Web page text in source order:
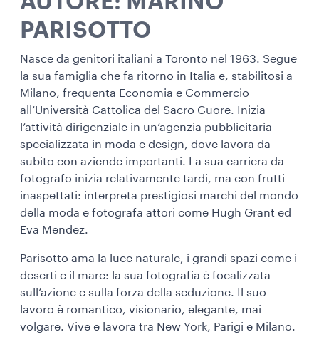
PARISOTTO
Nasce da genitori italiani a Toronto nel 1963. Segue
la sua famiglia che fa ritorno in Italia e, stabilitosi a
Milano, frequenta Economia e Commercio
all’Università Cattolica del Sacro Cuore. Inizia
l’attività dirigenziale in un’agenzia pubblicitaria
specializzata in moda e design, dove lavora da
subito con aziende importanti. La sua carriera da
fotografo inizia relativamente tardi, ma con frutti
inaspettati: interpreta prestigiosi marchi del mondo
della moda e fotografa attori come Hugh Grant ed
Eva Mendez.
Parisotto ama la luce naturale, i grandi spazi come i
deserti e il mare: la sua fotografia è focalizzata
sull’azione e sulla forza della seduzione. Il suo
lavoro è romantico, visionario, elegante, mai
volgare. Vive e lavora tra New York, Parigi e Milano.